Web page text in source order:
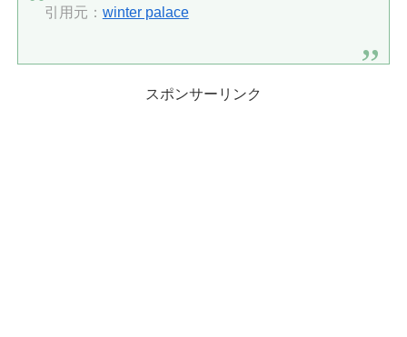
引用元： winter palace
スポンサーリンク